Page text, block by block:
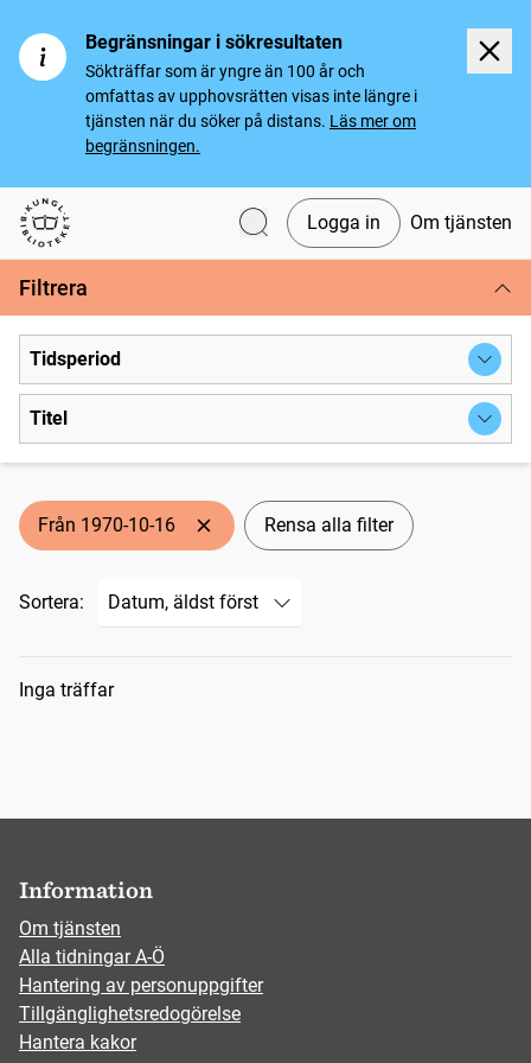
Begränsningar i sökresultaten
Sökträffar som är yngre än 100 år och
omfattas av upphovsrätten visas inte längre i
tjänsten när du söker på distans. Läs mer om
begränsningen.
Svenska tidningar
Logga in Om tjänsten
Filtrera
Tidsperiod
Titel
Från 1970-10-16 Rensa alla filter
Sortera:
Sökresultat
Inga träffar
Information
Om tjänsten
Alla tidningar A-Ö
Hantering av personuppgifter
Tillgänglighetsredogörelse
Hantera kakor